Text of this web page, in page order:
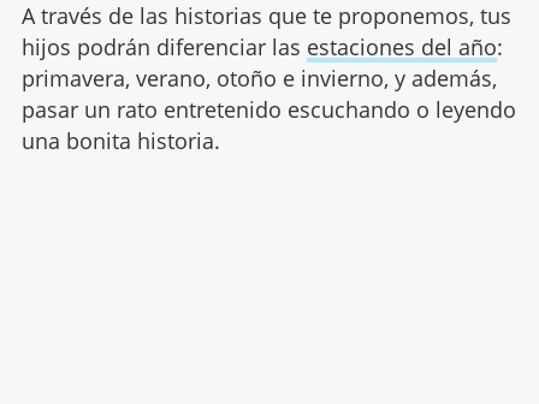
A través de las historias que te proponemos, tus
hijos podrán diferenciar las estaciones del año:
primavera, verano, otoño e invierno, y además,
pasar un rato entretenido escuchando o leyendo
una bonita historia.